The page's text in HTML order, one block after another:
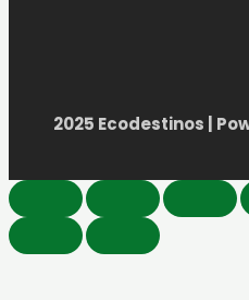
2025 Ecodestinos |